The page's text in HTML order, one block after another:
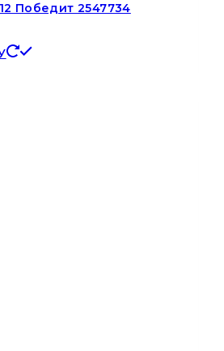
Победит 2547734